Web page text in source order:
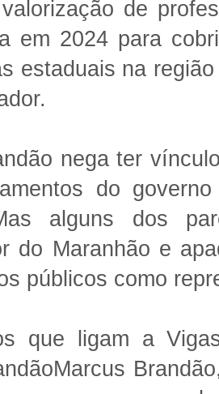
de
em 2024 para
estaduais na
nega ter
do
alguns dos
do Maranhão e
públicos como
que ligam a